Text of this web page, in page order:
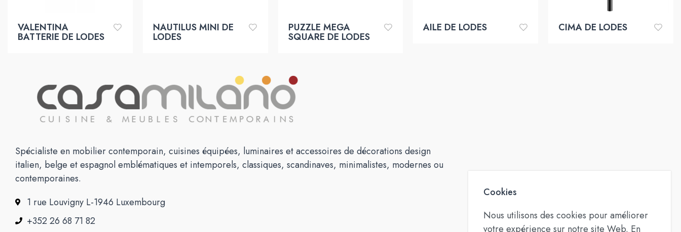
VALENTINA
BATTERIE DE LODES
NAUTILUS MINI DE
LODES
PUZZLE MEGA
SQUARE DE LODES
AILE DE LODES CIMA DE LODES
Spécialiste en mobilier contemporain, cuisines équipées, luminaires et accessoires de décorations design
italien, belge et espagnol emblématiques et intemporels, classiques, scandinaves, minimalistes, modernes ou
contemporaines.
1 rue Louvigny L-1946 Luxembourg
+352 26 68 71 82
Cookies
Nous utilisons des cookies pour améliorer
votre expérience sur notre site Web. En